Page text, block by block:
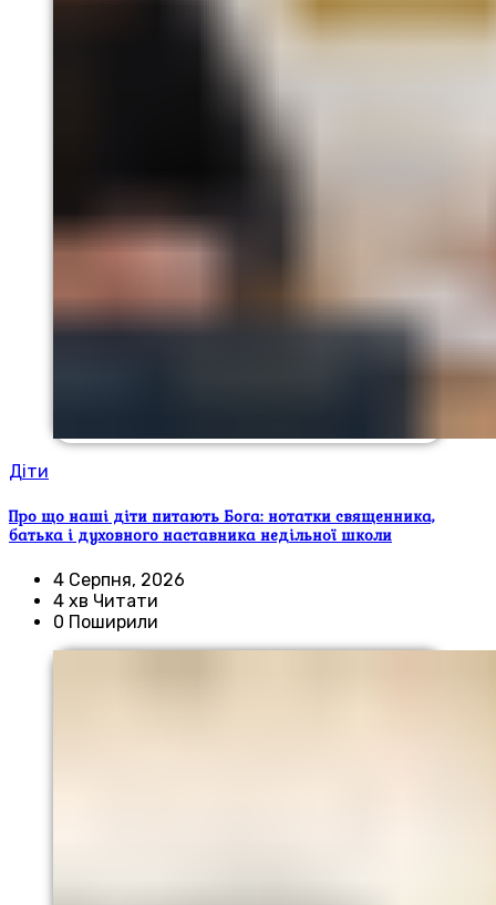
Діти
Про що наші діти питають Бога: нотатки священника,
батька і духовного наставника недільної школи
4 Серпня, 2026
4 хв Читати
0 Поширили